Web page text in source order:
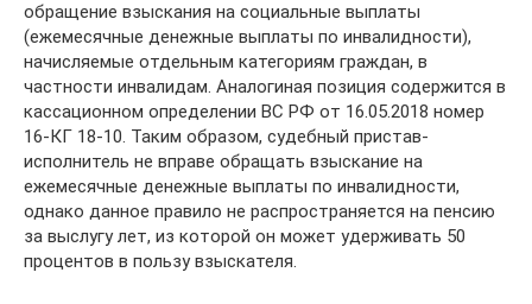
обращение взыскания на социальные выплаты
(ежемесячные денежные выплаты по инвалидности),
начисляемые отдельным категориям граждан, в
частности инвалидам. Аналогиная позиция содержится в
кассационном определении ВС РФ от 16.05.2018 номер
16-КГ 18-10. Таким образом, судебный пристав-
исполнитель не вправе обращать взыскание на
ежемесячные денежные выплаты по инвалидности,
однако данное правило не распространяется на пенсию
за выслугу лет, из которой он может удерживать 50
процентов в пользу взыскателя.